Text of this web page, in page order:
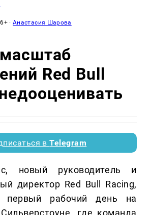
·Анастасия Шарова
Red Bull
вTelegram
новый руководитель и
директор Red Bull Racing,
первый рабочий день на
где команда